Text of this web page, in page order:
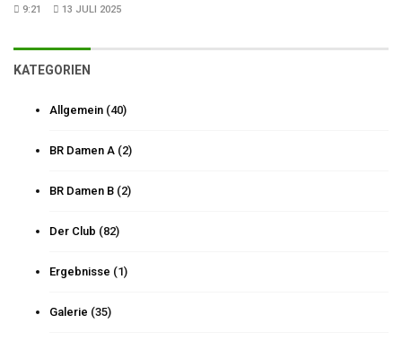
9:21 13 JULI 2025
KATEGORIEN
Allgemein (40)
BR Damen A (2)
BR Damen B (2)
Der Club (82)
Ergebnisse (1)
Galerie (35)